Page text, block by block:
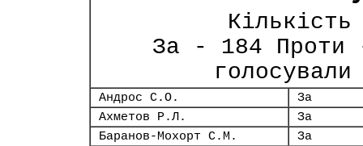
За - 184 Проти
Андрос С.О.
За
Ахметов Р.Л.
За
Баранов-Мохорт С.М.
За